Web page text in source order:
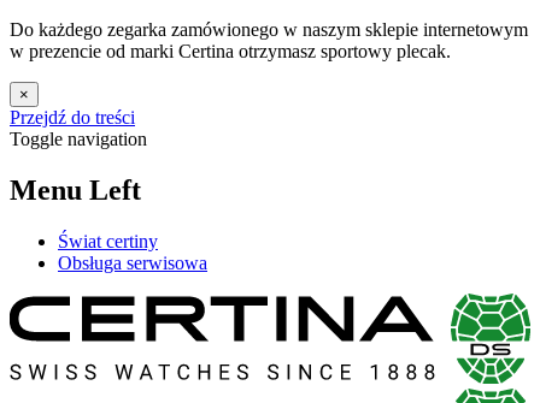
Do każdego zegarka zamówionego w naszym sklepie internetowym
w prezencie od marki Certina otrzymasz sportowy plecak.
×
Przejdź do treści
Toggle navigation
Menu Left
Świat certiny
Obsługa serwisowa